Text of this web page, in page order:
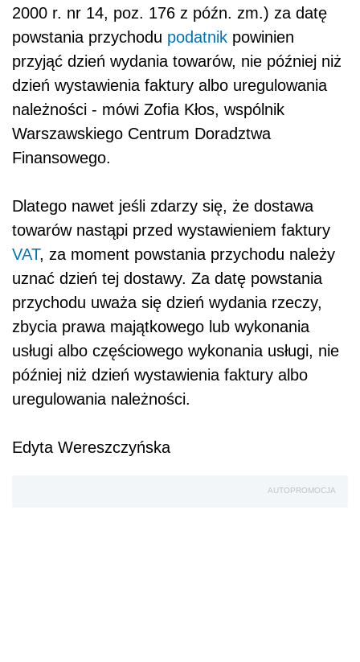
2000 r. nr 14, poz. 176 z późn. zm.) za datę
powstania przychodu podatnik powinien
przyjąć dzień wydania towarów, nie później niż
dzień wystawienia faktury albo uregulowania
należności - mówi Zofia Kłos, wspólnik
Warszawskiego Centrum Doradztwa
Finansowego.
Dlatego nawet jeśli zdarzy się, że dostawa
towarów nastąpi przed wystawieniem faktury
VAT, za moment powstania przychodu należy
uznać dzień tej dostawy. Za datę powstania
przychodu uważa się dzień wydania rzeczy,
zbycia prawa majątkowego lub wykonania
usługi albo częściowego wykonania usługi, nie
później niż dzień wystawienia faktury albo
uregulowania należności.
Edyta Wereszczyńska
AUTOPROMOCJA